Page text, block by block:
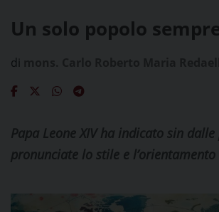
Un solo popolo
di
Papa Leone XIV ha indicato sin
pronunciate lo stile e